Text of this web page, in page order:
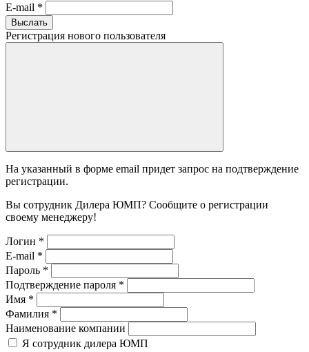
E-mail *
Выслать
Регистрация нового пользователя
На указанный в форме email придет запрос на подтверждение
регистрации.
Вы сотрудник Дилера ЮМП? Сообщите о регистрации
своему менеджеру!
Логин *
E-mail *
Пароль *
Подтверждение пароля *
Имя *
Фамилия *
Наименование компании
Я сотрудник дилера ЮМП